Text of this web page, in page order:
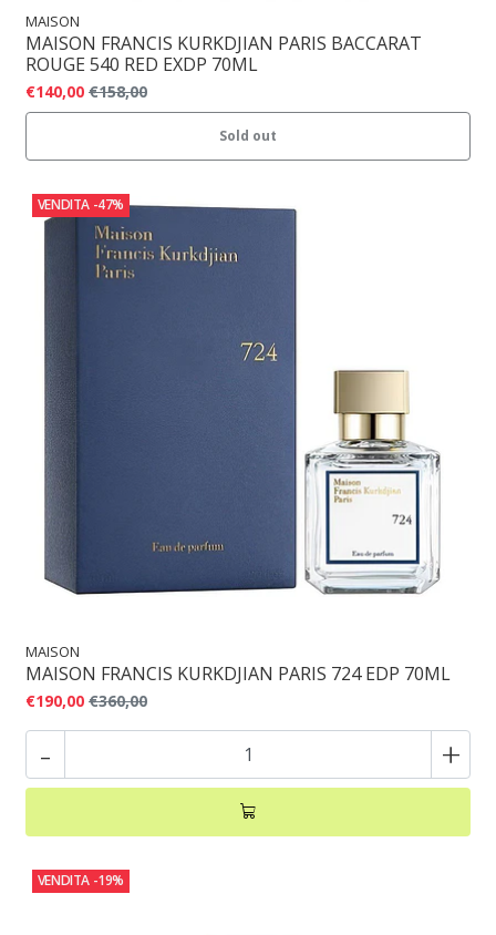
MAISON
MAISON FRANCIS KURKDJIAN PARIS BACCARAT
ROUGE 540 RED EXDP 70ML
€140,00 €158,00
Sold out
VENDITA -47%
MAISON
MAISON FRANCIS KURKDJIAN PARIS 724 EDP 70ML
€190,00 €360,00
- +
VENDITA -19%